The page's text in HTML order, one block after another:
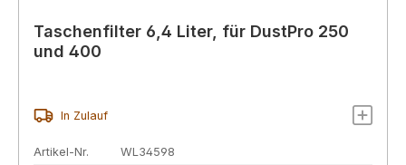
Taschenfilter 6,4 Liter, für DustPro 250
und 400
In Zulauf
Artikel-Nr.
WL34598